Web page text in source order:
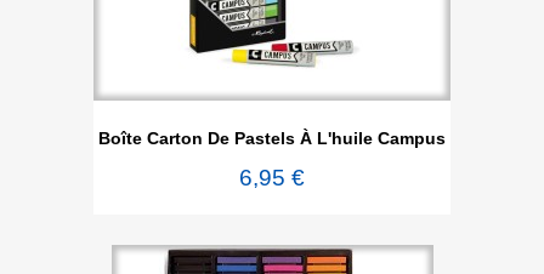
Boîte Carton De Pastels À L'huile Campus
6,95 €